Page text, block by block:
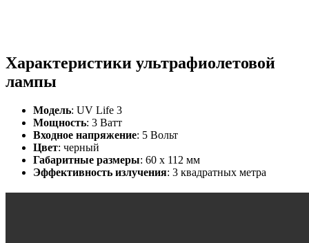
Характеристики ультрафиолетовой
лампы
Модель: UV Life 3
Мощность: 3 Ватт
Входное напряжение: 5 Вольт
Цвет: черный
Габаритные размеры: 60 х 112 мм
Эффективность излучения: 3 квадратных метра